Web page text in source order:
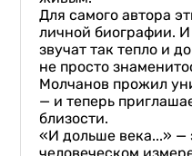
Для самого автора
личной биографии.
звучат так тепло и
не просто
Молчанов прожил
— и теперь
близости.
«И дольше века...» —